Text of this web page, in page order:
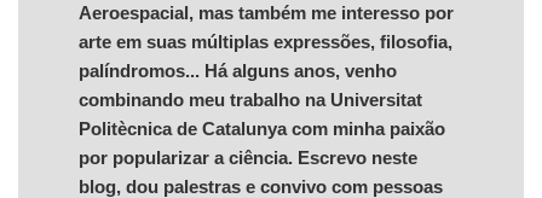
Aeroespacial, mas também me interesso por
arte em suas múltiplas expressões, filosofia,
palíndromos... Há alguns anos, venho
combinando meu trabalho na Universitat
Politècnica de Catalunya com minha paixão
por popularizar a ciência. Escrevo neste
blog, dou palestras e convivo com pessoas